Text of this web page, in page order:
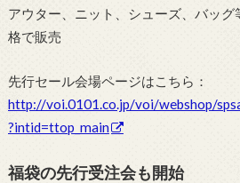
アウター、ニット、シューズ、バッ
格で販売
先行セール会場ページはこちら：
http://voi.0101.co.jp/voi/webshop/
?intid=ttop_main
福袋の先行受注会も開始